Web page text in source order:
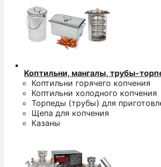
Коптильни, мангалы, трубы-
Коптильни горячего копчения
Коптильни холодного копчения
Торпеды (трубы) для
Щепа для копчения
Казаны